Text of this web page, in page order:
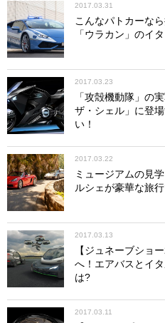
2017.03.31
こんなパトカーな
「ウラカン」のイ
2017.03.23
「攻殻機動隊」の
ザ・シェル」に登
い！
2017.03.22
ミュージアムの見
ルシェが豪華な旅
2017.03.13
【ジュネーブショ
へ！エアバスとイ
は?
2017.03.11